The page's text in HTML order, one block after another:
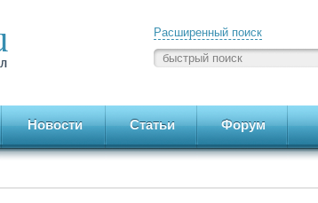
Расширенный поиск
Новости Статьи Форум